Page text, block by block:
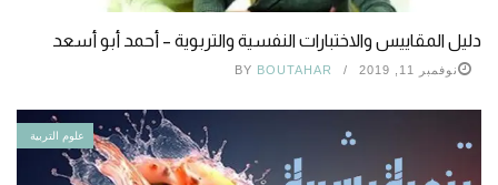
دليل المقاييس والاختبارات النفسية والتربوية – أحمد أبو أسعد
نوفمبر 11, 2019 BY BOUTAHAR
علوم التربية